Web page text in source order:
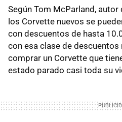
Según Tom McParland,
los Corvette nuevos se
con descuentos de hasta
con esa clase de
comprar un Corvette que
estado parado casi toda su